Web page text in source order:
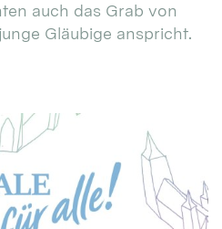
auch das Grab von
Gläubige anspricht.